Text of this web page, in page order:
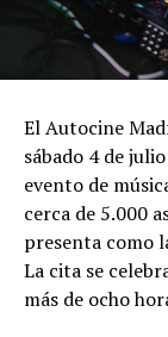
El Autocine
sábado 4 de
evento de
cerca de 5.000
presenta como
La cita se
más de ocho